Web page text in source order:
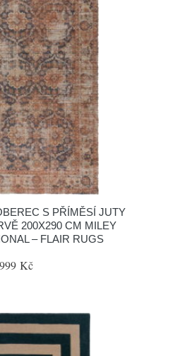
S PŘÍMĚSÍ JUTY
200X290 CM MILEY
– FLAIR RUGS
Kč